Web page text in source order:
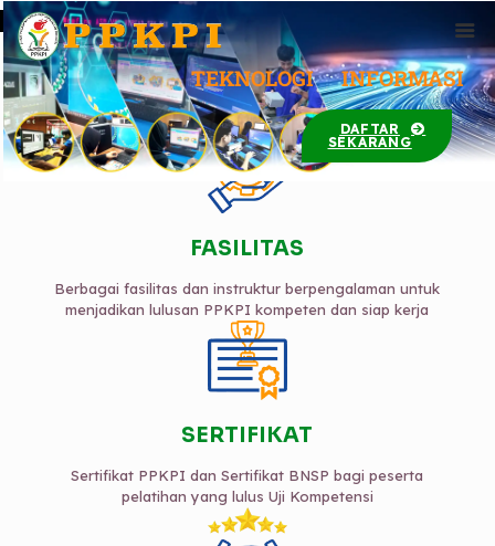
TEKNOLOGI INFORMASI
DAFTAR
SEKARANG
PPKPI |Teknologi Informasi
FASILITAS
Berbagai fasilitas dan instruktur berpengalaman untuk
menjadikan lulusan PPKPI kompeten dan siap kerja
SERTIFIKAT
Sertifikat PPKPI dan Sertifikat BNSP bagi peserta
pelatihan yang lulus Uji Kompetensi